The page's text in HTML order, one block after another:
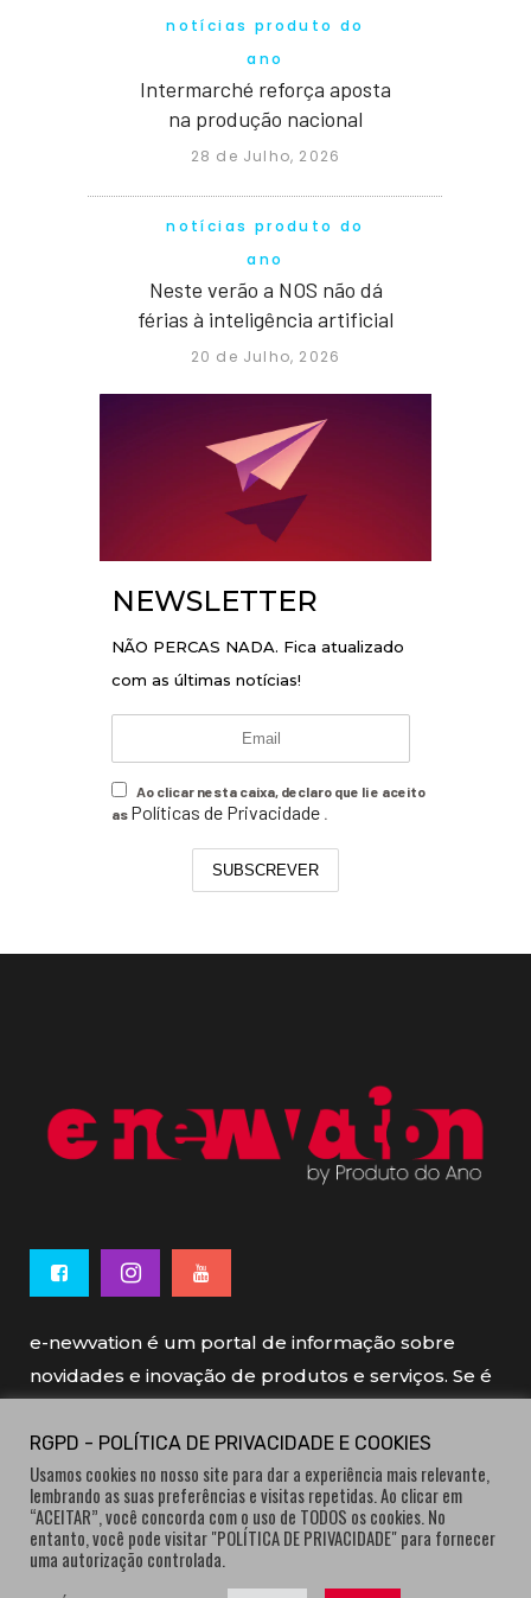
notícias produto do
ano
Intermarché reforça aposta
na produção nacional
28 de Julho, 2026
notícias produto do
ano
Neste verão a NOS não dá
férias à inteligência artificial
20 de Julho, 2026
NEWSLETTER
NÃO PERCAS NADA. Fica atualizado
com as últimas notícias!
Ao clicar nesta caixa, declaro que li e aceito
as Políticas de Privacidade
SUBSCREVER
e-newvation é um portal de informação sobre
novidades e inovação de produtos e serviços. Se é
e-newvation tem o patrocínio do “Produto do
Ano”, o prémio de inovação atribuído por
consumidores.
RGPD - POLÍTICA DE PRIVACIDADE E COOKIES
Usamos cookies no nosso site para dar a experiência mais relevante,
lembrando as suas preferências e visitas repetidas. Ao clicar em
“ACEITAR”, você concorda com o uso de TODOS os cookies. No
entanto, você pode visitar "POLÍTICA DE PRIVACIDADE" para fornecer
uma autorização controlada.